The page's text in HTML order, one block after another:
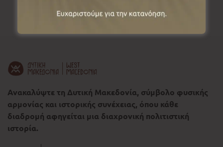
Ανακαλύψτε τη Δυτική Μακεδονία, σύμβολο φυσικής
αρμονίας και ιστορικής συνέχειας, όπου κάθε
διαδρομή αφηγείται μια διαχρονική πολιτιστική
ιστορία.